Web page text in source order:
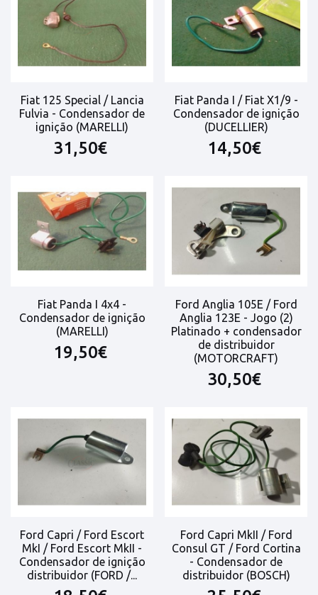
Fiat 125 Special / Lancia
Fulvia - Condensador de
ignição (MARELLI)
31,50€
Fiat Panda I / Fiat X1/9 -
Condensador de ignição
(DUCELLIER)
14,50€
Fiat Panda I 4x4 -
Condensador de ignição
(MARELLI)
19,50€
Ford Anglia 105E / Ford
Anglia 123E - Jogo (2)
Platinado + condensador
de distribuidor
(MOTORCRAFT)
30,50€
Ford Capri / Ford Escort
MkI / Ford Escort MkII -
Condensador de ignição
distribuidor (FORD /...
Ford Capri MkII / Ford
Consul GT / Ford Cortina
- Condensador de
distribuidor (BOSCH)